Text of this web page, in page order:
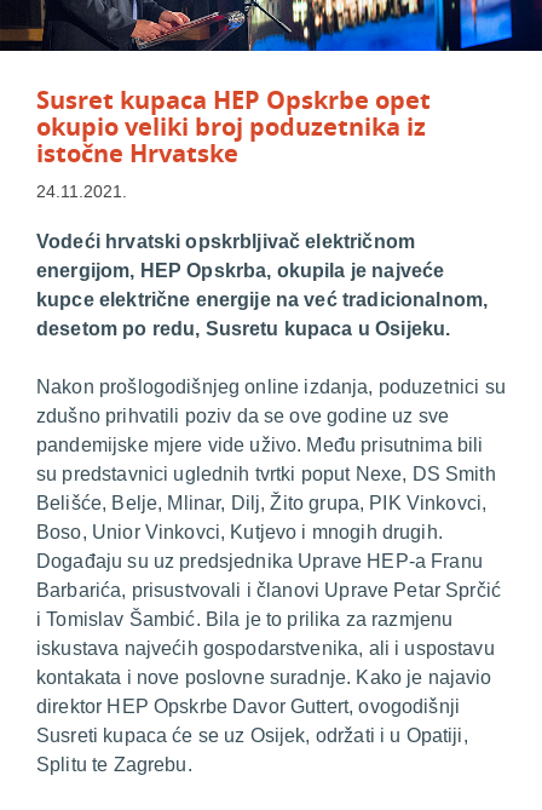
Susret kupaca HEP Opskrbe opet
okupio veliki broj poduzetnika iz
istočne Hrvatske
24.11.2021.
Vodeći hrvatski opskrbljivač električnom
energijom, HEP Opskrba, okupila je najveće
kupce električne energije na već tradicionalnom,
desetom po redu, Susretu kupaca u Osijeku.
Nakon prošlogodišnjegonline izdanja, poduzetnici su
zdušno prihvatili poziv da se ove godine uz sve
pandemijske mjere vide uživo. Među prisutnima bili
su predstavnici uglednih tvrtki poput Nexe, DS Smith
Belišće, Belje, Mlinar, Dilj, Žito grupa, PIK Vinkovci,
Boso, Unior Vinkovci, Kutjevo i mnogih drugih.
Događaju su uz predsjednika Uprave HEP-a Franu
Barbarića, prisustvovali i članovi Uprave Petar Sprčić
i Tomislav Šambić. Bila je to prilika za razmjenu
iskustava najvećih gospodarstvenika, ali i uspostavu
kontakata i nove poslovne suradnje. Kako je najavio
direktor HEP Opskrbe Davor Guttert, ovogodišnji
Susreti kupaca će se uz Osijek, održati i u Opatiji,
Splitu te Zagrebu.